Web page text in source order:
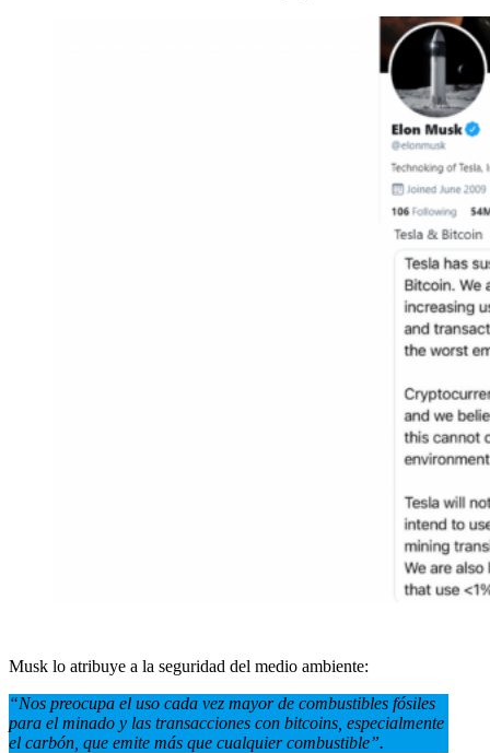
Musk lo atribuye a la seguridad del medio ambiente:
“Nos preocupa el uso cada vez mayor de combustibles fósiles
para el minado y las transacciones con bitcoins, especialmente
el carbón, que emite más que cualquier combustible”.